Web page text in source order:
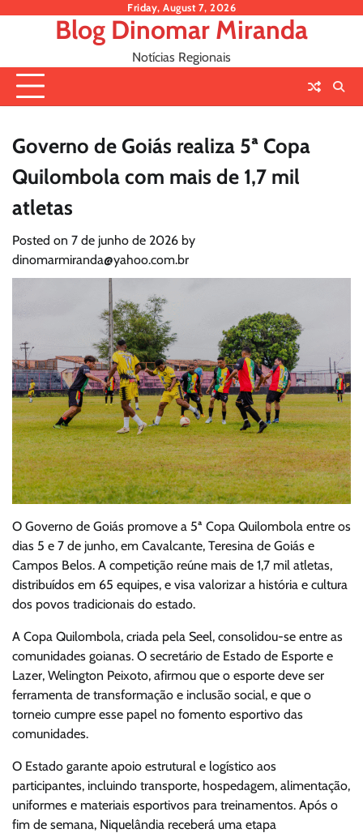
Friday, August 7, 2026
Blog Dinomar Miranda
Notícias Regionais
Governo de Goiás realiza 5ª Copa
Quilombola com mais de 1,7 mil
atletas
Posted on 7 de junho de 2026 by
dinomarmiranda@yahoo.com.br
O Governo de Goiás promove a 5ª Copa Quilombola entre os
dias 5 e 7 de junho, em Cavalcante, Teresina de Goiás e
Campos Belos. A competição reúne mais de 1,7 mil atletas,
distribuídos em 65 equipes, e visa valorizar a história e cultura
dos povos tradicionais do estado.
A Copa Quilombola, criada pela Seel, consolidou-se entre as
comunidades goianas. O secretário de Estado de Esporte e
Lazer, Welington Peixoto, afirmou que o esporte deve ser
ferramenta de transformação e inclusão social, e que o
torneio cumpre esse papel no fomento esportivo das
comunidades.
O Estado garante apoio estrutural e logístico aos
participantes, incluindo transporte, hospedagem, alimentação,
uniformes e materiais esportivos para treinamentos. Após o
fim de semana, Niquelândia receberá uma etapa